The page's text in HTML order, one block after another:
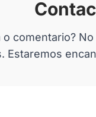
o comentario?
Estaremos